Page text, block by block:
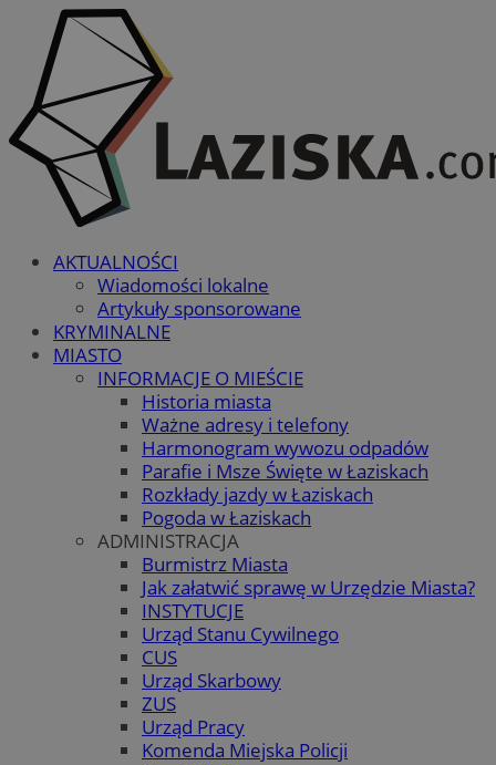
AKTUALNOŚCI
Wiadomości lokalne
Artykuły sponsorowane
KRYMINALNE
MIASTO
INFORMACJE O MIEŚCIE
Historia miasta
Ważne adresy i telefony
Harmonogram wywozu odpadów
Parafie i Msze Święte w Łaziskach
Rozkłady jazdy w Łaziskach
Pogoda w Łaziskach
ADMINISTRACJA
Burmistrz Miasta
Jak załatwić sprawę w Urzędzie Miasta?
INSTYTUCJE
Urząd Stanu Cywilnego
CUS
Urząd Skarbowy
ZUS
Urząd Pracy
Komenda Miejska Policji